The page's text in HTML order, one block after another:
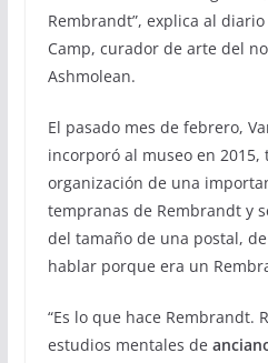
Rembrandt”, explica al diario
Camp, curador de arte del
Ashmolean.
El pasado mes de febrero,
incorporó al museo en
organización de una
tempranas de Rembrandt y
del tamaño de una postal,
hablar porque era un
“Es lo que hace Rembrandt.
estudios mentales de